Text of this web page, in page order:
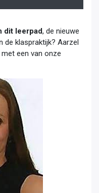
dit leerpad, de nieuwe
de klaspraktijk? Aarzel
een van onze